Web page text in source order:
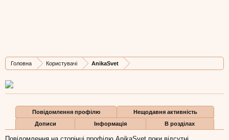
Головна Користувачі AnikaSvet
Дописів
1
Карма
0
Бали
1
Повідомлення профілю
Нещодавня активність
Дописи
Інформація В розділах